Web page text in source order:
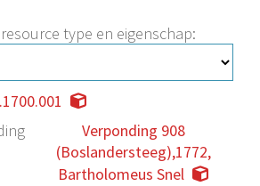
type en eigenschap:
Verponding 908
(Boslandersteeg),1772,
Bartholomeus Snel